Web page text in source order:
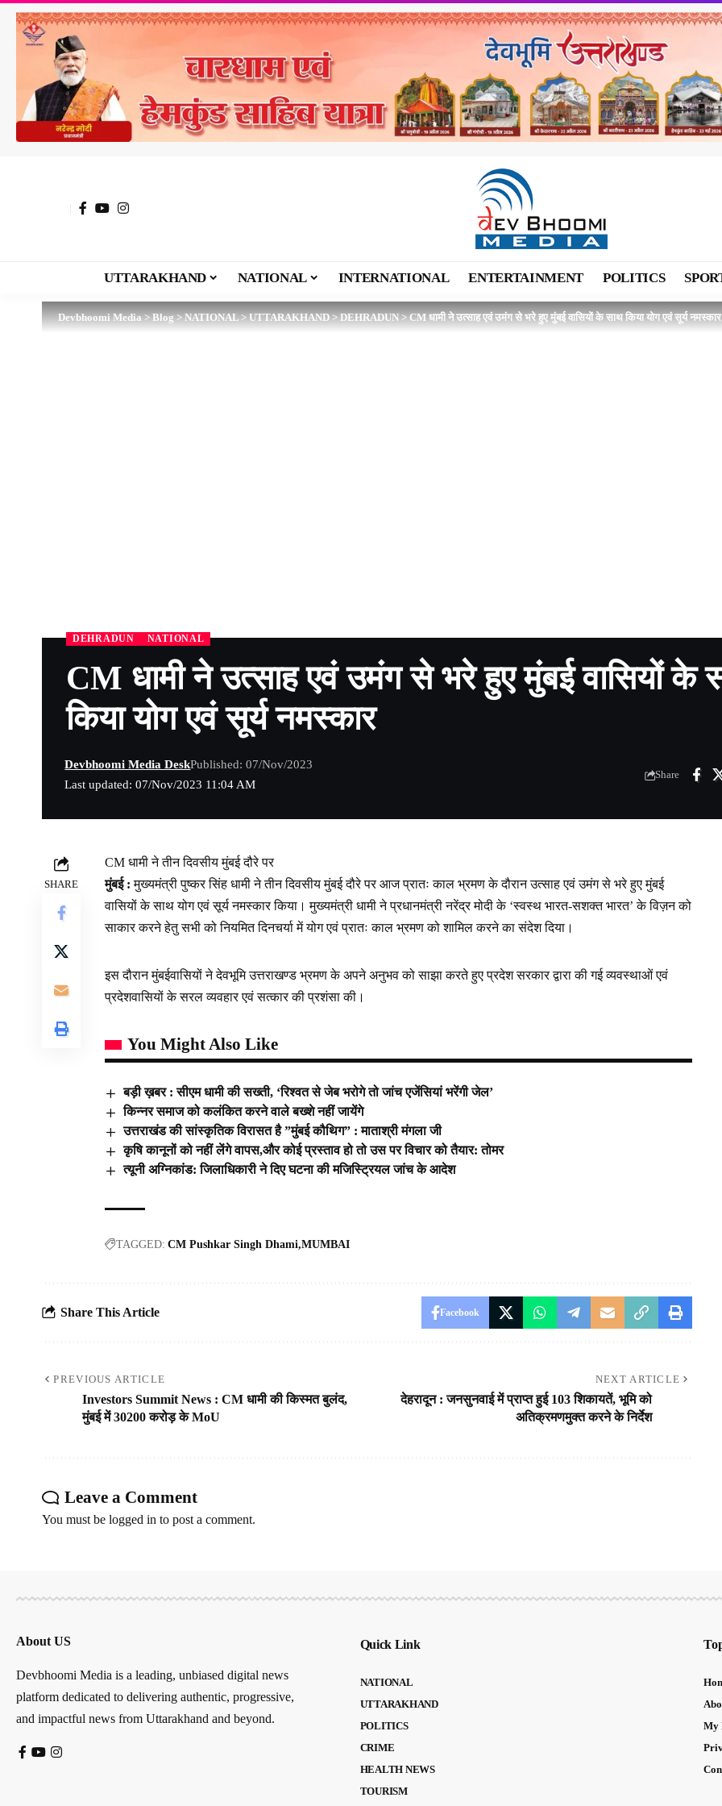
UTTARAKHAND NATIONAL INTERNATIONAL ENTERTAINMENT POLITICS
Devbhoomi Media>Blog>NATIONAL>UTTARAKHAND>DEHRADUN>CM धामी ने उत्साह एवं उमंग से भरे हुए मुंबई वासियों के साथ किया योग एवं सूर्य नमस्कार
DEHRADUN NATIONAL
CM धामी ने उत्साह एवं उमंग से भरे हुए मुंबई वासियों के
किया योग एवं सूर्य नमस्कार
Last updated: 07/Nov/2023 11:04 AM
Devbhoomi Media DeskPublished: 07/Nov/2023
Share
SHARE
CM धामी ने तीन दिवसीय मुंबई दौरे पर
मुंबई :मुख्यमंत्री पुष्कर सिंह धामी ने तीन दिवसीय मुंबई दौरे पर आज प्रातः काल भ्रमण के दौरान उत्साह एवं उमंग से भरे हुए मुंबई
वासियों के साथ योग एवं सूर्य नमस्कार किया। मुख्यमंत्री धामी ने प्रधानमंत्री नरेंद्र मोदी के ‘स्वस्थ भारत-सशक्त भारत’ के विज़न को
साकार करने हेतु सभी को नियमित दिनचर्या में योग एवं प्रातः काल भ्रमण को शामिल करने का संदेश दिया।
इस दौरान मुंबईवासियों ने देवभूमि उत्तराखण्ड भ्रमण के अपने अनुभव को साझा करते हुए प्रदेश सरकार द्वारा की गई व्यवस्थाओं एवं
प्रदेशवासियों के सरल व्यवहार एवं सत्कार की प्रशंसा की।
You Might Also Like
बड़ी ख़बर : सीएम धामी की सख्ती, ‘रिश्वत से जेब भरोगे तो जांच एजेंसियां भरेंगी जेल’
किन्नर समाज को कलंकित करने वाले बख्शे नहीं जायेंगे
उत्तराखंड की सांस्कृतिक विरासत है ”मुंबई कौथिग” : माताश्री मंगला जी
कृषि कानूनों को नहीं लेंगे वापस,और कोई प्रस्ताव हो तो उस पर विचार को तैयार: तोमर
त्यूनी अग्निकांड: जिलाधिकारी ने दिए घटना की मजिस्ट्रियल जांच के आदेश
TAGGED: CM Pushkar Singh Dhami MUMBAI
Share This Article Facebook
PREVIOUS ARTICLE
Investors Summit News : CM धामी की किस्मत बुलंद,
मुंबई में 30200 करोड़ के MoU
NEXT ARTICLE
देहरादून : जनसुनवाई में प्राप्त हुई 103 शिकायतें, भूमि को
अतिक्रमणमुक्त करने के निर्देश
Leave a Comment
You must be logged in to post a comment.
About US
Devbhoomi Media is a leading, unbiased digital news
platform dedicated to delivering authentic, progressive,
and impactful news from Uttarakhand and beyond.
Quick Link
NATIONAL
UTTARAKHAND
POLITICS
CRIME
HEALTH NEWS
TOURISM
My